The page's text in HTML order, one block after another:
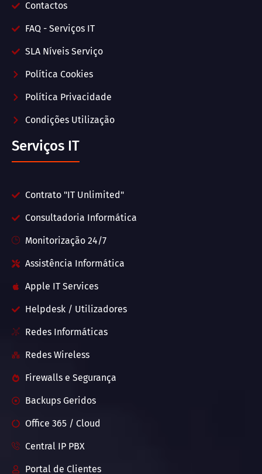
Contactos
FAQ - Serviços IT
SLA Níveis Serviço
Política Cookies
Política Privacidade
Condições Utilização
Serviços IT
Contrato "IT Unlimited"
Consultadoria Informática
Monitorização 24/7
Assistência Informática
Apple IT Services
Helpdesk / Utilizadores
Redes Informáticas
Redes Wireless
Firewalls e Segurança
Backups Geridos
Office 365 / Cloud
Central IP PBX
Portal de Clientes